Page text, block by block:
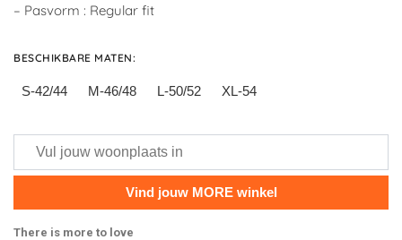
– Pasvorm : Regular fit
BESCHIKBARE MATEN:
S-42/44 M-46/48 L-50/52 XL-54
There is more to love